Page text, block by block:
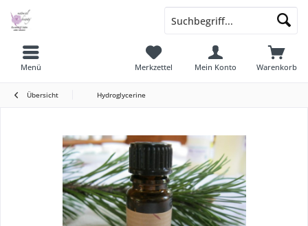
Menü Warenkorb
Merkzettel Mein Konto
Übersicht Hydroglycerine